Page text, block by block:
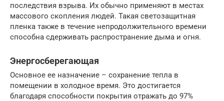
последствия взрыва. Их обычно применяют в местах
массового скопления людей. Такая светозащитная
пленка также в течение непродолжительного времени
способна сдерживать распространение дыма и огня.
Энергосберегающая
Основное ее назначение – сохранение тепла в
помещении в холодное время. Это достигается
благодаря способности покрытия отражать до 97%